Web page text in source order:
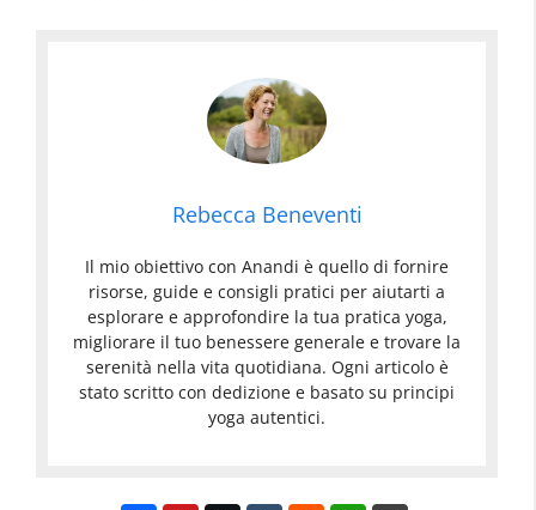
Rebecca Beneventi
Il mio obiettivo con Anandi è quello di fornire
risorse, guide e consigli pratici per aiutarti a
esplorare e approfondire la tua pratica yoga,
migliorare il tuo benessere generale e trovare la
serenità nella vita quotidiana. Ogni articolo è
stato scritto con dedizione e basato su principi
yoga autentici.